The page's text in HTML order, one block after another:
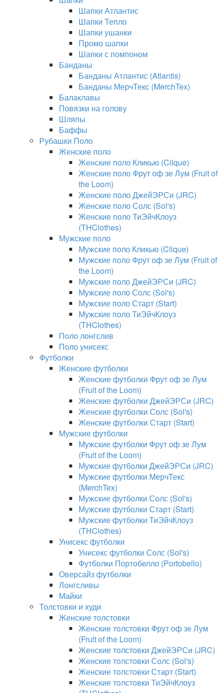
Шапки Атлантис
Шапки Тепло
Шапки ушанки
Промо шапки
Шапки с помпоном
Банданы
Банданы Атлантис (Atlantis)
Банданы МерчТекс (MerchTex)
Балаклавы
Повязки на голову
Шляпы
Баффы
Рубашки Поло
Женские поло
Женские поло Кликью (Clique)
Женские поло Фрут оф зе Лум (Fruit of
the Loom)
Женские поло ДжейЭРСи (JRC)
Женские поло Солс (Sol's)
Женские поло ТиЭйчКлоуз
(THClothes)
Мужские поло
Мужские поло Кликью (Clique)
Мужские поло Фрут оф зе Лум (Fruit of
the Loom)
Мужские поло ДжейЭРСи (JRC)
Мужские поло Солс (Sol's)
Мужские поло Старт (Start)
Мужские поло ТиЭйчКлоуз
(THClothes)
Поло лонгслив
Поло унисекс
Футболки
Женские футболки
Женские футболки Фрут оф зе Лум
(Fruit of the Loom)
Женские футболки ДжейЭРСи (JRC)
Женские футболки Солс (Sol's)
Женские футболки Старт (Start)
Мужские футболки
Мужские футболки Фрут оф зе Лум
(Fruit of the Loom)
Мужские футболки ДжейЭРСи (JRC)
Мужские футболки МерчТекс
(MerchTex)
Мужские футболки Солс (Sol's)
Мужские футболки Старт (Start)
Мужские футболки ТиЭйчКлоуз
(THClothes)
Унисекс футболки
Унисекс футболки Солс (Sol's)
Футболки Портобелло (Portobello)
Оверсайз футболки
Лонгсливы
Майки
Толстовки и худи
Женские толстовки
Женские толстовки Фрут оф зе Лум
(Fruit of the Loom)
Женские толстовки ДжейЭРСи (JRC)
Женские толстовки Солс (Sol's)
Женские толстовки Старт (Start)
Женские толстовки ТиЭйчКлоуз